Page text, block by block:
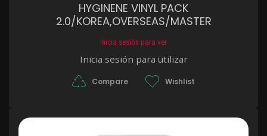
HYGINENE VINYL PACK
2.0/KOREA,OVERSEAS/MASTER
Inicia sesión para ver
Inicia sesión para utilizar
Compare Wishlist